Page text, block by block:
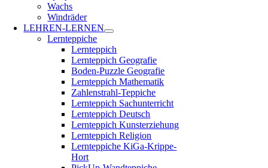
Wachs
Windräder
LEHREN-LERNEN
Lernteppiche
Lernteppich
Lernteppich Geografie
Boden-Puzzle Geografie
Lernteppich Mathematik
Zahlenstrahl-Teppiche
Lernteppich Sachunterricht
Lernteppich Deutsch
Lernteppich Kunsterziehung
Lernteppich Religion
Lernteppiche KiGa-Krippe-
Hort